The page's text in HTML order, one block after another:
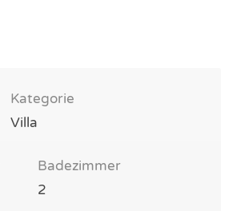
Kategorie
Villa
Badezimmer
2